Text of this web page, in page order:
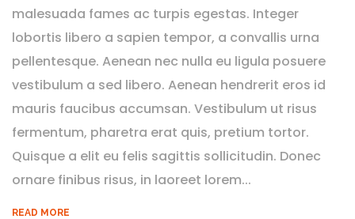
malesuada fames ac turpis egestas. Integer
lobortis libero a sapien tempor, a convallis urna
pellentesque. Aenean nec nulla eu ligula posuere
vestibulum a sed libero. Aenean hendrerit eros id
mauris faucibus accumsan. Vestibulum ut risus
fermentum, pharetra erat quis, pretium tortor.
Quisque a elit eu felis sagittis sollicitudin. Donec
ornare finibus risus, in laoreet lorem...
READ MORE